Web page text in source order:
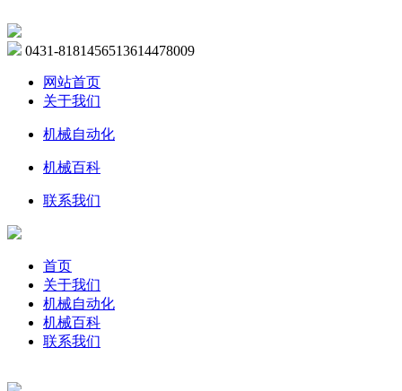
0431-8181456513614478009
网站首页
关于我们
机械自动化
机械百科
联系我们
首页
关于我们
机械自动化
机械百科
联系我们